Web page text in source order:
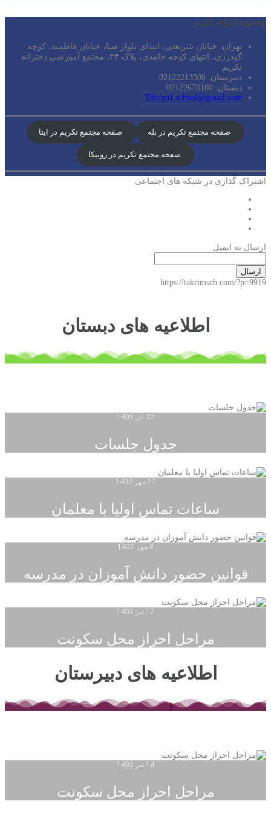
مجتمع دخترانه تکریم
تهران، خیابان شریعتی، ابتدای بلوار صبا، خیابان فاطمیه، کوچه
گودرزی، انتهای کوچه حامدی، پلاک ۲۴، مجتمع آموزشی دخترانه
تکریم
دبیرستان: 02122213300
دبستان: 02122678100
Takrim1.school@gmail.com
صفحه مجتمع تکریم در بله صفحه مجتمع تکریم در ایتا
صفحه مجتمع تکریم در روبیکا
اشتراک گذاری در شبکه های اجتماعی
ارسال به ایمیل
ارسال
https://takrimsch.com/?p=9919
اطلاعیه های دبستان
22 آذر 1402
جدول جلسات
17 مهر 1402
ساعات تماس اولیا با معلمان
8 مهر 1402
قوانین حضور دانش آموزان در مدرسه
17 تیر 1402
مراحل احراز محل سکونت
اطلاعیه های دبیرستان
14 تیر 1402
مراحل احراز محل سکونت